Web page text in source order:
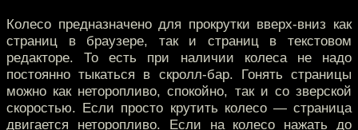
Колесо предназначено для прокрутки вверх-вниз как
страниц в браузере, так и страниц в текстовом
редакторе. То есть при наличии колеса не надо
постоянно тыкаться в скролл-бар. Гонять страницы
можно как неторопливо, спокойно, так и со зверской
скоростью. Если просто крутить колесо — страница
двигается неторопливо. Если на колесо нажать до